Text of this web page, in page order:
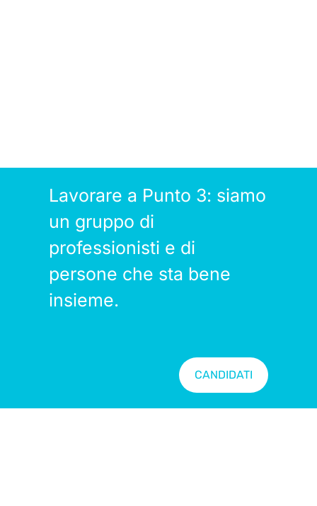
Lavorare a Punto 3: siamo
un gruppo di
professionisti e di
persone che sta bene
insieme.
CANDIDATI